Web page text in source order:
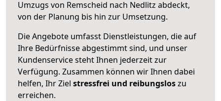
Umzugs von Remscheid nach Nedlitz abdeckt,
von der Planung bis hin zur Umsetzung.
Die Angebote umfasst Dienstleistungen, die auf
Ihre Bedürfnisse abgestimmt sind, und unser
Kundenservice steht Ihnen jederzeit zur
Verfügung. Zusammen können wir Ihnen dabei
helfen, Ihr Ziel stressfrei und reibungsloszu
erreichen.